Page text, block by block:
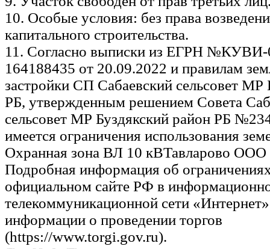
10. Особые условия: без права
капитального строительства.
11. Согласно выписки из ЕГРН №КУВИ-
164188435 от 20.09.2022 и правилам
застройки СП Сабаевский сельсовет МР
РБ, утвержденным решением Совета
сельсовет МР Буздякский район РБ
имеется ограничения использования
Охранная зона ВЛ 10 кВТавларово ООО
Подробная информация об
официальном сайте РФ в
телекоммуникационной сети
информации о проведении торгов
(https://www.torgi.gov.ru).